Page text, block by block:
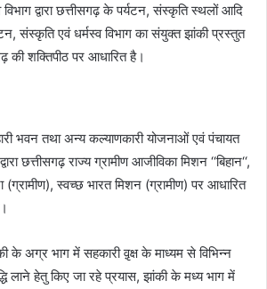
द्वारा छत्तीसगढ़ के पर्यटन, संस्कृति स्थलों आदि
संस्कृति एवं धर्मस्व विभाग का संयुक्त झांकी प्रस्तुत
की शक्तिपीठ पर आधारित है।
भवन तथा अन्य कल्याणकारी योजनाओं एवं पंचायत
छत्तीसगढ़ राज्य ग्रामीण आजीविका मिशन ‘‘बिहान‘‘,
(ग्रामीण), स्वच्छ भारत मिशन (ग्रामीण) पर आधारित
के अग्र भाग में सहकारी वृ़क्ष के माध्यम से विभिन्न
लाने हेतु किए जा रहे प्रयास, झांकी के मध्य भाग में